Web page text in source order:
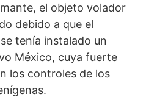
el objeto volador
debido a que el
tenía instalado un
México, cuya fuerte
los controles de los